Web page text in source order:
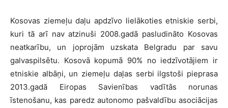
Kosovas ziemeļu daļu apdzīvo lielākoties etniskie serbi,
kuri tā arī nav atzinuši 2008.gadā pasludināto Kosovas
neatkarību, un joprojām uzskata Belgradu par savu
galvaspilsētu. Kosovā kopumā 90% no iedzīvotājiem ir
etniskie albāņi, un ziemeļu daļas serbi ilgstoši pieprasa
2013.gadā Eiropas Savienības vadītās norunas
īstenošanu, kas paredz autonomo pašvaldību asociācijas